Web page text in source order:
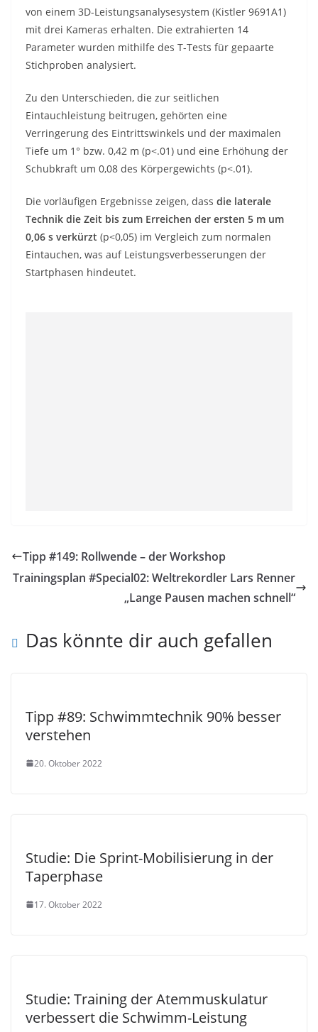
von einem 3D-Leistungsanalysesystem (Kistler 9691A1)
mit drei Kameras erhalten. Die extrahierten 14
Parameter wurden mithilfe des T-Tests für gepaarte
Stichproben analysiert.
Zu den Unterschieden, die zur seitlichen
Eintauchleistung beitrugen, gehörten eine
Verringerung des Eintrittswinkels und der maximalen
Tiefe um 1° bzw. 0,42 m (p<.01) und eine Erhöhung der
Schubkraft um 0,08 des Körpergewichts (p<.01).
Die vorläufigen Ergebnisse zeigen, dass die laterale
Technik die Zeit bis zum Erreichen der ersten 5 m um
0,06 s verkürzt (p<0,05) im Vergleich zum normalen
Eintauchen, was auf Leistungsverbesserungen der
Startphasen hindeutet.
Tipp #149: Rollwende – der Workshop
Trainingsplan #Special02: Weltrekordler Lars Renner
„Lange Pausen machen schnell“
Das könnte dir auch gefallen
Tipp #89: Schwimmtechnik 90% besser
verstehen
20. Oktober 2022
Studie: Die Sprint-Mobilisierung in der
Taperphase
17. Oktober 2022
Studie: Training der Atemmuskulatur
verbessert die Schwimm-Leistung